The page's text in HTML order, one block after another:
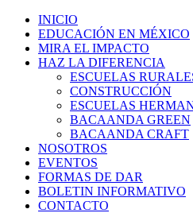
INICIO
EDUCACIÓN EN MÉXICO
MIRA EL IMPACTO
HAZ LA DIFERENCIA
ESCUELAS
CONSTRUCCIÓN
ESCUELAS
BACAANDA GREEN
BACAANDA CRAFT
NOSOTROS
EVENTOS
FORMAS DE DAR
BOLETIN INFORMATIVO
CONTACTO